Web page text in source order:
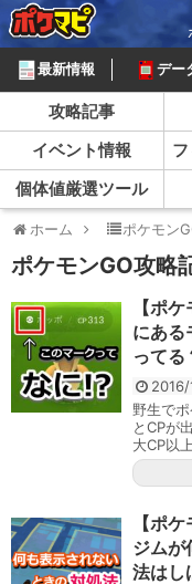
最新情報 デー
攻略記事
イベント情報
個体値厳選ツール
ホーム ポケモン
ポケモンGO攻略
【ポ
にある
ってる
野生で
とCPが
大CP以
【ポ
ジムが
法はし